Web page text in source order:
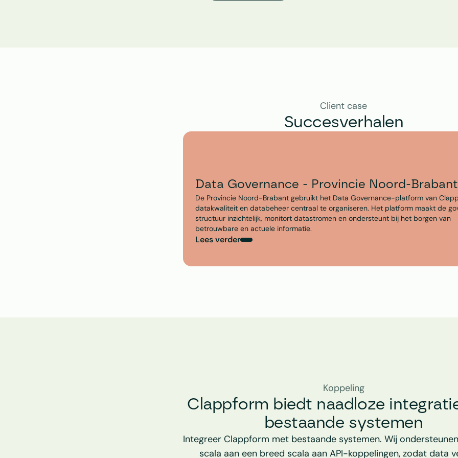
Client case
Succesverhalen
Data Governance - Provincie Noord-Brabant
De Provincie Noord-Brabant gebruikt het Data Governance-platform van
datakwaliteit en databeheer centraal te organiseren. Het platform maakt de
structuur inzichtelijk, monitort datastromen en ondersteunt bij het borgen van
betrouwbare en actuele informatie.
Lees verder
Koppeling
Clappform biedt naadloze
bestaande systemen
Integreer Clappform met bestaande systemen. Wij
scala aan een breed scala aan API-koppelingen, zodat data